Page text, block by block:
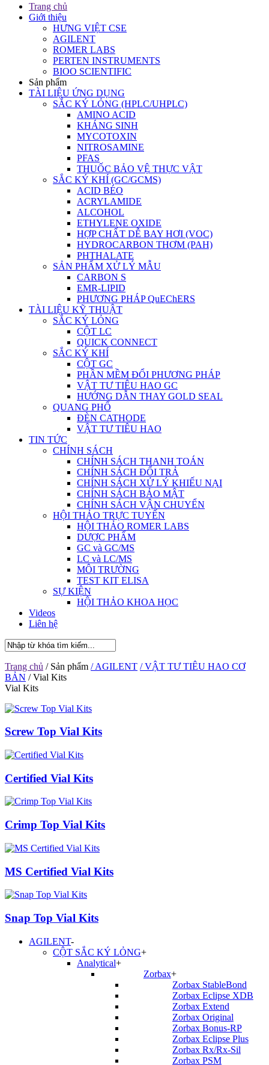
Trang chủ
Giới thiệu
HƯNG VIỆT CSE
AGILENT
ROMER LABS
PERTEN INSTRUMENTS
BIOO SCIENTIFIC
Sản phẩm
TÀI LIỆU ỨNG DỤNG
SẮC KÝ LỎNG (HPLC/UHPLC)
AMINO ACID
KHÁNG SINH
MYCOTOXIN
NITROSAMINE
PFAS
THUỐC BẢO VỆ THỰC VẬT
SẮC KÝ KHÍ (GC/GCMS)
ACID BÉO
ACRYLAMIDE
ALCOHOL
ETHYLENE OXIDE
HỢP CHẤT DỄ BAY HƠI (VOC)
HYDROCARBON THƠM (PAH)
PHTHALATE
SẢN PHẨM XỬ LÝ MẪU
CARBON S
EMR-LIPID
PHƯƠNG PHÁP QuEChERS
TÀI LIỆU KỸ THUẬT
SẮC KÝ LỎNG
CỘT LC
QUICK CONNECT
SẮC KÝ KHÍ
CỘT GC
PHẦN MỀM ĐỔI PHƯƠNG PHÁP
VẬT TƯ TIÊU HAO GC
HƯỚNG DẪN THAY GOLD SEAL
QUANG PHỔ
ĐÈN CATHODE
VẬT TƯ TIÊU HAO
TIN TỨC
CHÍNH SÁCH
CHÍNH SÁCH THANH TOÁN
CHÍNH SÁCH ĐỔI TRẢ
CHÍNH SÁCH XỬ LÝ KHIẾU NẠI
CHÍNH SÁCH BẢO MẬT
CHÍNH SÁCH VẬN CHUYỂN
HỘI THẢO TRỰC TUYẾN
HỘI THẢO ROMER LABS
DƯỢC PHẨM
GC và GC/MS
LC và LC/MS
MÔI TRƯỜNG
TEST KIT ELISA
SỰ KIỆN
HỘI THẢO KHOA HỌC
Videos
Liên hệ
Trang chủ / Sản phẩm / AGILENT / VẬT TƯ TIÊU HAO CƠ
BẢN / Vial Kits
Vial Kits
Screw Top Vial Kits
Certified Vial Kits
Crimp Top Vial Kits
MS Certified Vial Kits
Snap Top Vial Kits
AGILENT-
CỘT SẮC KÝ LỎNG+
Analytical+
Zorbax+
Zorbax StableBond
Zorbax Eclipse XDB
Zorbax Extend
Zorbax Original
Zorbax Bonus-RP
Zorbax Eclipse Plus
Zorbax Rx/Rx-Sil
Zorbax PSM